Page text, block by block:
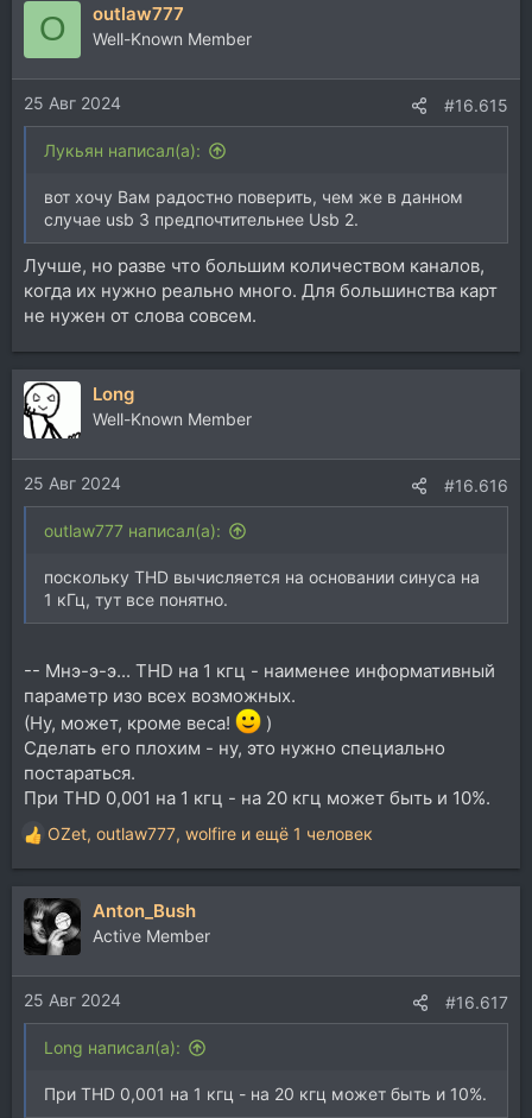
O outlaw777
Well-Known Member
25 Авг 2024 #16.615
Лукьян написал(а):
вот хочу Вам радостно поверить, чем же в данном
случае usb 3 предпочтительнее Usb 2.
Лучше, но разве что большим количеством каналов,
когда их нужно реально много. Для большинства карт
не нужен от слова совсем.
Long
Well-Known Member
25 Авг 2024 #16.616
outlaw777 написал(а):
поскольку THD вычисляется на основании синуса на
1 кГц, тут все понятно.
-- Мнэ-э-э... THD на 1 кгц - наименее информативный
параметр изо всех возможных.
(Ну, может, кроме веса!
)
Сделать его плохим - ну, это нужно специально
постараться.
При THD 0,001 на 1 кгц - на 20 кгц может быть и 10%.
Р
е
а
ц
и
и
:
OZet, outlaw777, wolfire и ещё 1 человек
Anton_Bush
Active Member
25 Авг 2024 #16.617
Long написал(а):
При THD 0,001 на 1 кгц - на 20 кгц может быть и 10%.